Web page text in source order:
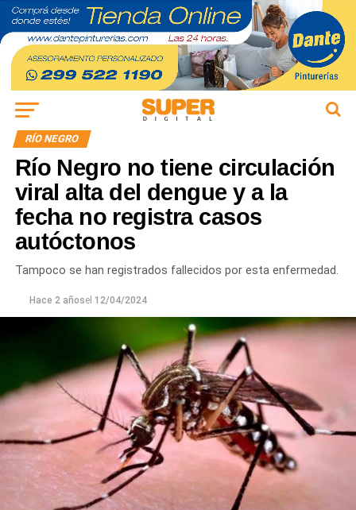
RÍO NEGRO
Río Negro no tiene circulación
viral alta del dengue y a la
fecha no registra casos
autóctonos
Tampoco se han registrados fallecidos por esta enfermedad.
Hace 2 añosel 12/04/2024